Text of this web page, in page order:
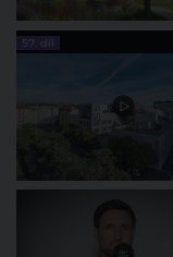
57. díl